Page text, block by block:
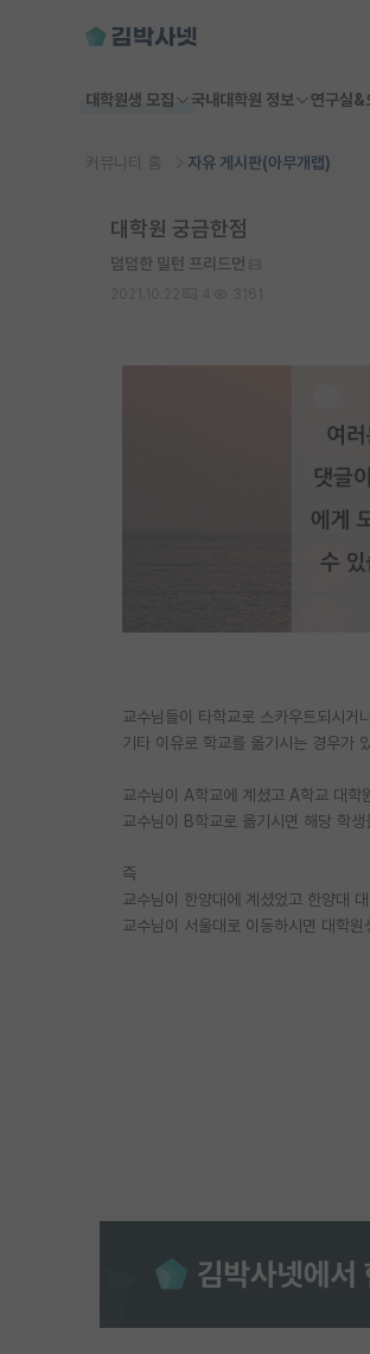
대학원생 모집 국내대학원 정보 연구실&
커뮤니티 홈 자유 게시판(아무개랩)
대학원 궁금한점
덤덤한 밀턴 프리드먼
교수님들이 타학교로 스카우트되시거
기타 이유로 학교를 옮기시는 경우가
교수님이 A학교에 계셨고 A학교 대학
교수님이 B학교로 옮기시면 해당 학
즉
교수님이 한양대에 계셨었고 한양대
교수님이 서울대로 이동하시면 대학